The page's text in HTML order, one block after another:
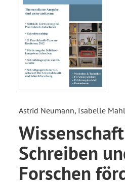
Astrid Neumann, Isabelle
Schreiben
Forschen